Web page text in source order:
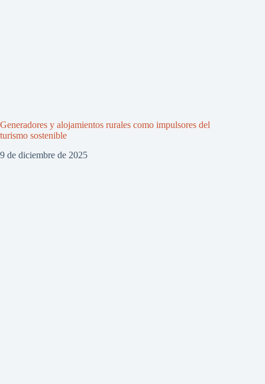
Generadores y alojamientos rurales como impulsores del
turismo sostenible
9 de diciembre de 2025